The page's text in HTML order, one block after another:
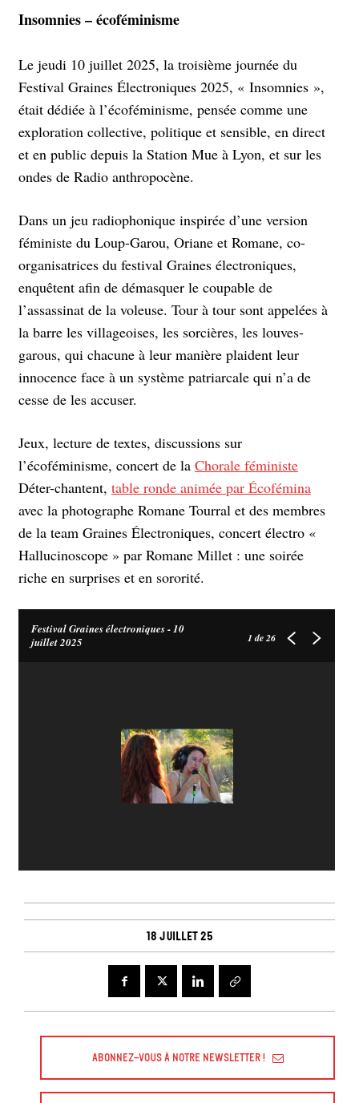
Insomnies – écoféminisme
Le jeudi 10 juillet 2025, la troisième journée du
Festival Graines Électroniques 2025, « Insomnies »,
était dédiée à l’écoféminisme, pensée comme une
exploration collective, politique et sensible, en direct
et en public depuis la Station Mue à Lyon, et sur les
ondes de Radio anthropocène.
Dans un jeu radiophonique inspirée d’une version
féministe du Loup-Garou, Oriane et Romane, co-
organisatrices du festival Graines électroniques,
enquêtent afin de démasquer le coupable de
l’assassinat de la voleuse. Tour à tour sont appelées à
la barre les villageoises, les sorcières, les louves-
garous, qui chacune à leur manière plaident leur
innocence face à un système patriarcale qui n’a de
cesse de les accuser.
Jeux, lecture de textes, discussions sur
l’écoféminisme, concert de la Chorale féministe
Déter-chantent, table ronde animée par Écofémina
avec la photographe Romane Tourral et des membres
de la team Graines Électroniques, concert électro «
Hallucinoscope » par Romane Millet : une soirée
riche en surprises et en sororité.
Festival Graines électroniques - 10
juillet 2025
1de 26
18 juillet 25
Abonnez-vous à Notre Newsletter !